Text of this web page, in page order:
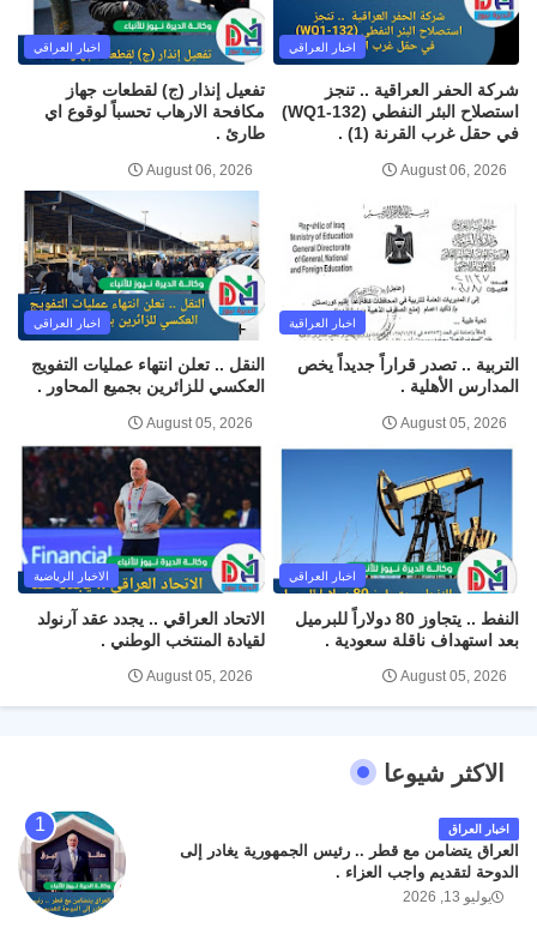
اخبار العراقي
شركة الحفر العراقية .. تنجز
استصلاح البئر النفطي (WQ1-132)
في حقل غرب القرنة (1) .
August 06, 2026
اخبار العراقي
تفعيل إنذار (ج) لقطعات جهاز
مكافحة الارهاب تحسباً لوقوع اي
طارئ .
August 06, 2026
اخبار العراقية
التربية .. تصدر قراراً جديداً يخص
المدارس الأهلية .
August 05, 2026
اخبار العراقي
النقل .. تعلن انتهاء عمليات التفويج
العكسي للزائرين بجميع المحاور .
August 05, 2026
اخبار العراقي
النفط .. يتجاوز 80 دولاراً للبرميل
بعد استهداف ناقلة سعودية .
August 05, 2026
الاخبار الرياضية
الاتحاد العراقي .. يجدد عقد آرنولد
لقيادة المنتخب الوطني .
August 05, 2026
الاكثر شيوعا
اخبار العراق
العراق يتضامن مع قطر .. رئيس الجمهورية يغادر إلى
الدوحة لتقديم واجب العزاء .
يوليو 13, 2026